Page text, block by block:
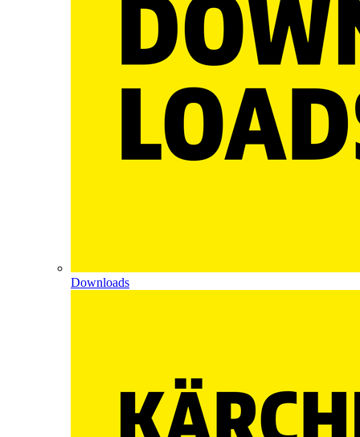
Downloads